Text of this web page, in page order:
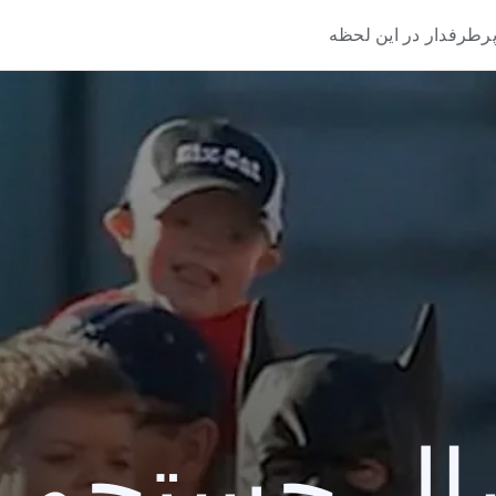
پرطرفدار در این لحظه